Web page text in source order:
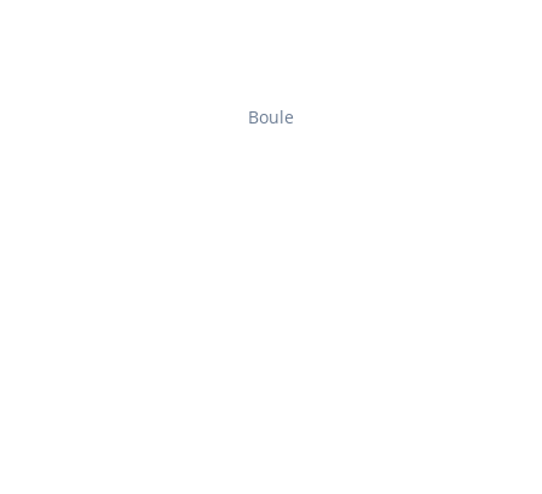
Boule